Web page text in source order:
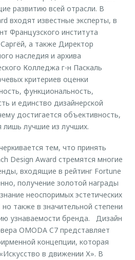
развитию всей отрасли. В
входят известные эксперты, в
Французского института
а также Директор
наследия и архива
Колледжа г-н Паскаль
критериев оценки
функциональность,
и единство дизайнерской
достигается объективность,
лишь лучшие из лучших.
тем, что принять
Design Award стремятся многие
входящие в рейтинг Fortune
получение золотой награды
неоспоримых эстетических
также в значительной степени
узнаваемости бренда. Дизайн
OMODA C7 представляет
концепции, которая
в движении Х». В